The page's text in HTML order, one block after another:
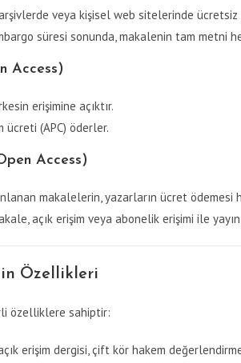
veya kişisel web sitelerinde
süresi sonunda, makalenin tam metni
Access)
erişimine açıktır.
(APC) öderler.
Access)
makalelerin, yazarların ücret ödemesi
açık erişim veya abonelik erişimi ile
Özellikleri
özelliklere sahiptir:
erişim dergisi, çift kör hakem